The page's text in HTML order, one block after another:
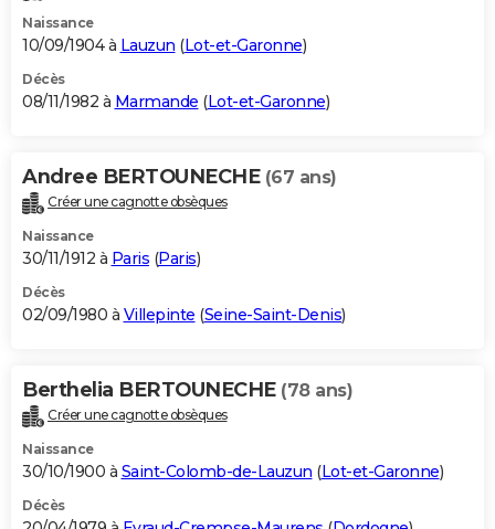
Naissance
10/09/1904 à Lauzun (Lot-et-Garonne)
Décès
08/11/1982 à Marmande (Lot-et-Garonne)
Andree BERTOUNECHE (67 ans)
Créer une cagnotte obsèques
Naissance
30/11/1912 à Paris (Paris)
Décès
02/09/1980 à Villepinte (Seine-Saint-Denis)
Berthelia BERTOUNECHE (78 ans)
Créer une cagnotte obsèques
Naissance
30/10/1900 à Saint-Colomb-de-Lauzun (Lot-et-Garonne)
Décès